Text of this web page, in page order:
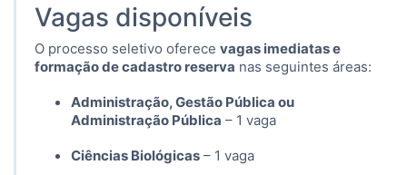
Vagas disponíveis
O processo seletivo oferece vagas imediatas e
formação de cadastro reserva nas seguintes áreas:
Administração, Gestão Pública ou
Administração Pública – 1 vaga
Ciências Biológicas – 1 vaga